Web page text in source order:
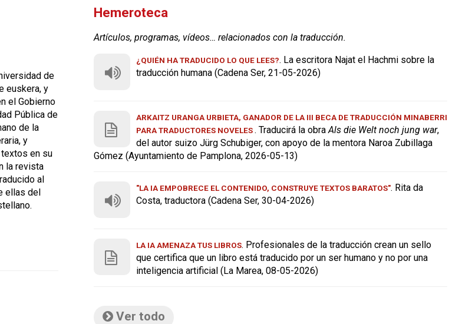
de
euskera, y
el Gobierno
Pública de
de la
y
en su
la revista
al
ellas del
Hemeroteca
Artículos, programas, vídeos… relacionados con la traducción.
¿QUIÉN HA TRADUCIDO LO QUE LEES?. La escritora Najat el Hachmi sobre la
traducción humana (Cadena Ser, 21-05-2026)
ARKAITZ URANGA URBIETA, GANADOR DE LA III BECA DE TRADUCCIÓN MINABERRI
PARA TRADUCTORES NOVELES . Traducirá la obra Als die Welt noch jung war,
del autor suizo Jürg Schubiger, con apoyo de la mentora Naroa Zubillaga
Gómez (Ayuntamiento de Pamplona, 2026-05-13)
"LA IA EMPOBRECE EL CONTENIDO, CONSTRUYE TEXTOS BARATOS". Rita da
Costa, traductora (Cadena Ser, 30-04-2026)
LA IA AMENAZA TUS LIBROS. Profesionales de la traducción crean un sello
que certifica que un libro está traducido por un ser humano y no por una
inteligencia artificial (La Marea, 08-05-2026)
Ver todo